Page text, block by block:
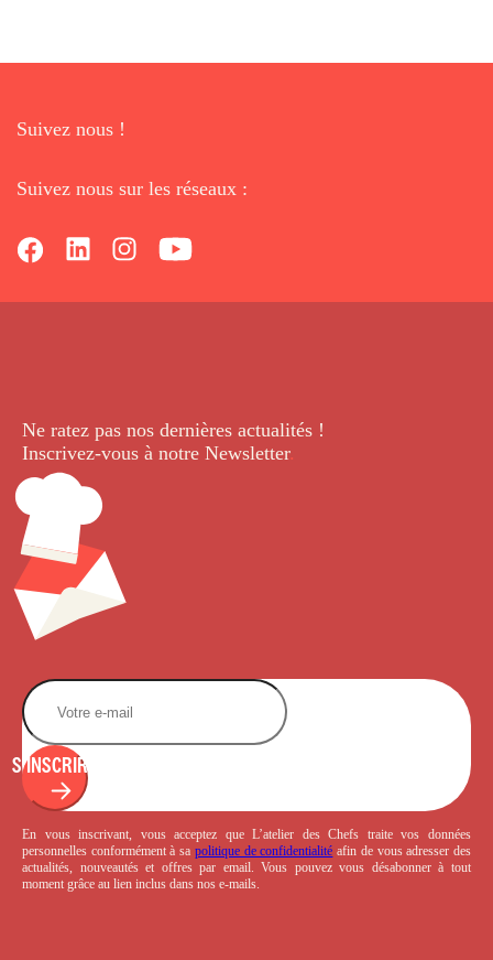
Suivez nous !
Suivez nous sur les réseaux :
Ne ratez pas nos dernières actualités !
Inscrivez-vous à notre Newsletter.
S'INSCRIRE
En vous inscrivant, vous acceptez que L’atelier des Chefs traite vos données
personnelles conformément à sa politique de confidentialité afin de vous adresser des
actualités, nouveautés et offres par email. Vous pouvez vous désabonner à tout
moment grâce au lien inclus dans nos e-mails.